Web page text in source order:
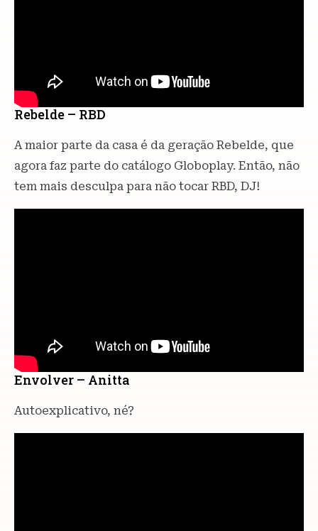
Rebelde – RBD
A maior parte da casa é da geração Rebelde, que
agora faz parte do catálogo Globoplay. Então, não
tem mais desculpa para não tocar RBD, DJ!
Envolver – Anitta
Autoexplicativo, né?